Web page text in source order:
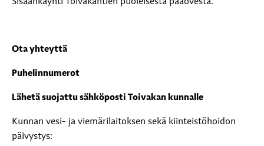
Ota yhteyttä
Puhelinnumerot
Lähetä suojattu sähköposti Toivakan kunnalle
Kunnan vesi- ja viemärilaitoksen sekä kiinteistöhoidon
päivystys: